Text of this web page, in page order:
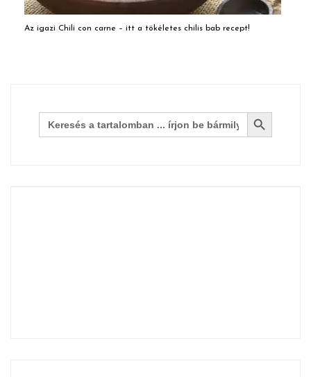
Az igazi Chili con carne – itt a tökéletes chilis bab recept!
Search
for:
Search Button